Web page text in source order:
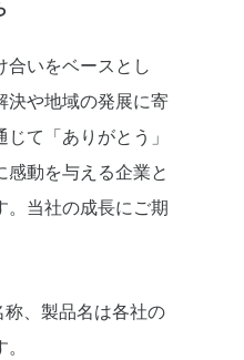
合いをベースとし
決や地域の発展に寄
て「ありがとう」
動を与える企業と
。当社の成長にご期
、製品名は各社の